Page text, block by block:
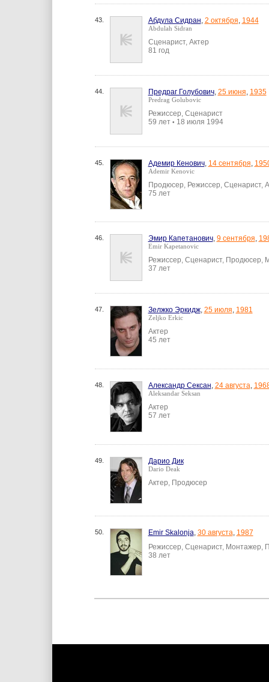
43. Абдула Сидран, 2 октября, 1944
Abdulah Sidran
Сценарист, Актер
81 год
44. Предраг Голубович, 25 июня, 1935
Predrag Golubovic
Режиссер, Сценарист
59 лет • 18 июля 1994
45. Адемир Кенович, 14 сентября,
Ademir Kenovic
Продюсер, Режиссер, Сценарист,
75 лет
46. Эмир Капетанович, 9 сентября,
Emir Kapetanovic
Режиссер, Сценарист, Продюсер,
37 лет
47. Зелжко Эркидж, 25 июля, 1981
Zeljko Erkic
Актер
45 лет
48. Александр Сексан, 24 августа,
Aleksandar Seksan
Актер
57 лет
49. Дарио Дик
Dario Deak
Актер, Продюсер
50. Emir Skalonja, 30 августа, 1987
Режиссер, Сценарист, Монтажер,
38 лет